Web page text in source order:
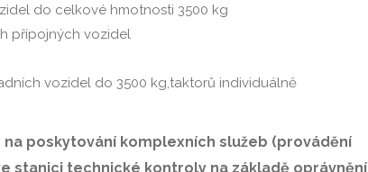
do celkové hmotnosti 3500 kg
přípojných vozidel
vozidel do 3500 kg,taktorů individuálně
poskytování komplexních služeb (provádění
stanici technické kontroly na základě oprávnění